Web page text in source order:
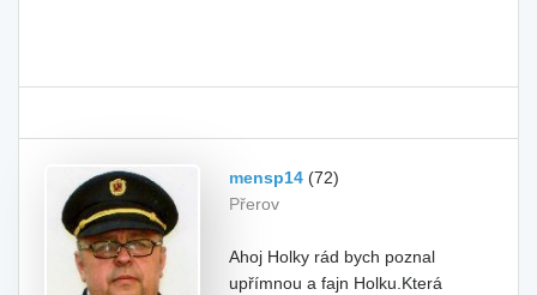
mensp14 (72)
Přerov
Ahoj Holky rád bych poznal
upřímnou a fajn Holku.Která